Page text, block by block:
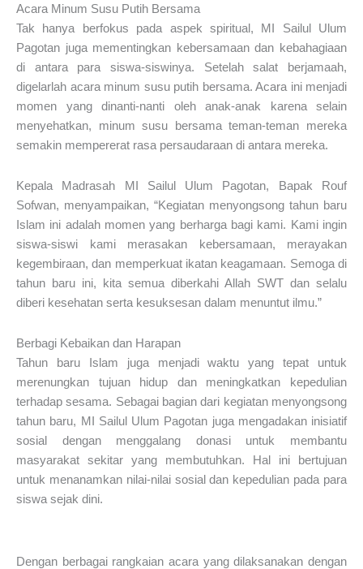
Acara Minum Susu Putih Bersama
Tak hanya berfokus pada aspek spiritual, MI Sailul Ulum
Pagotan juga mementingkan kebersamaan dan kebahagiaan
di antara para siswa-siswinya. Setelah salat berjamaah,
digelarlah acara minum susu putih bersama. Acara ini menjadi
momen yang dinanti-nanti oleh anak-anak karena selain
menyehatkan, minum susu bersama teman-teman mereka
semakin mempererat rasa persaudaraan di antara mereka.
Kepala Madrasah MI Sailul Ulum Pagotan, Bapak Rouf
Sofwan, menyampaikan, “Kegiatan menyongsong tahun baru
Islam ini adalah momen yang berharga bagi kami. Kami ingin
siswa-siswi kami merasakan kebersamaan, merayakan
kegembiraan, dan memperkuat ikatan keagamaan. Semoga di
tahun baru ini, kita semua diberkahi Allah SWT dan selalu
diberi kesehatan serta kesuksesan dalam menuntut ilmu.”
Berbagi Kebaikan dan Harapan
Tahun baru Islam juga menjadi waktu yang tepat untuk
merenungkan tujuan hidup dan meningkatkan kepedulian
terhadap sesama. Sebagai bagian dari kegiatan menyongsong
tahun baru, MI Sailul Ulum Pagotan juga mengadakan inisiatif
sosial dengan menggalang donasi untuk membantu
masyarakat sekitar yang membutuhkan. Hal ini bertujuan
untuk menanamkan nilai-nilai sosial dan kepedulian pada para
siswa sejak dini.
Dengan berbagai rangkaian acara yang dilaksanakan dengan